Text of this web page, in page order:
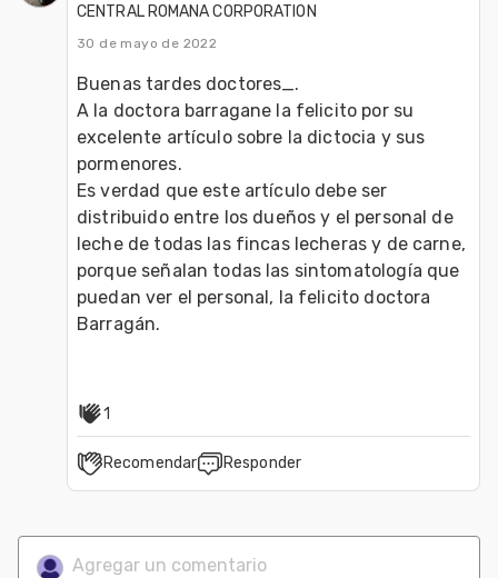
CENTRAL ROMANA CORPORATION
30 de mayo de 2022
Buenas tardes doctores_.
A la doctora barragane la felicito por su
excelente artículo sobre la dictocia y sus
pormenores.
Es verdad que este artículo debe ser
distribuido entre los dueños y el personal de
leche de todas las fincas lecheras y de carne,
porque señalan todas las sintomatología que
puedan ver el personal, la felicito doctora
Barragán.
1
Recomendar Responder